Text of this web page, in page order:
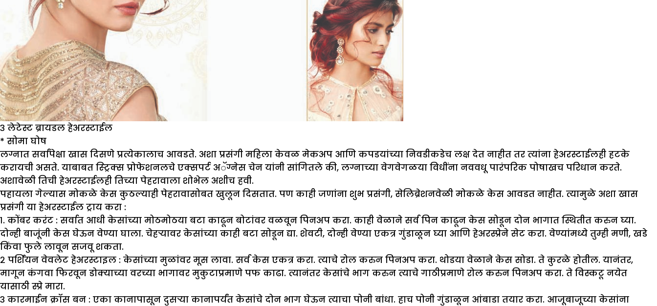
३ लेटेस्ट ब्रायडल हेअरस्टाईल
* सोमा घोष
लग्नात सर्वांपेक्षा खास दिसणे प्रत्येकालाच आवडते. अशा प्रसंगी महिला केवळ मेकअप आणि कपडयांच्या निवडीकडेच लक्ष देत नाहीत तर त्यांना हेअरस्टाईलही हटके
करायची असते. याबाबत स्ट्रिक्स प्रोफेशनलचे एक्सपर्ट अॅग्नेस चेन यांनी सांगितले की, लग्नाच्या वेगवेगळया विधींना नववधू पारंपरिक पोषाखच परिधान करते.
अशावेळी तिची हेअरस्टाईलही तिच्या पेहरावाला शोभेल अशीच हवी.
पहायला गेल्यास मोकळे केस कुठल्याही पेहरावासोबत खुलून दिसतात. पण काही जणांना शुभ प्रसंगी, सेलिब्रेशनवेळी मोकळे केस आवडत नाहीत. त्यामुळे अशा खास
प्रसंगी या हेअरस्टाईल ट्राय करा :
१. कोंबर करंट : सर्वात आधी केसांच्या मोठमोठया बटा काढून बोटांवर वळवून पिनअप करा. काही वेळाने सर्व पिन काढून केस सोडून दोन भागात स्थितीत करुन घ्या.
दोन्ही बाजूंनी केस घेऊन वेण्या घाला. चेहऱ्यावर केसांच्या काही बटा सोडून द्या. शेवटी, दोन्ही वेण्या एकत्र गुंडाळून घ्या आणि हेअरस्प्रेने सेट करा. वेण्यांमध्ये तुम्ही मणी, खडे
किंवा फुले लावून सजवू शकता.
२ पर्शियन वेवलेट हेअरस्टाइल : केसांच्या मुळांवर मूस लावा. सर्व केस एकत्र करा. त्याचे रोल करुन पिनअप करा. थोडया वेळाने केस सोडा. ते कुरळे होतील. यानंतर,
मागून कंगवा फिरवून डोक्याच्या वरच्या भागावर मुकुटाप्रमाणे पफ काढा. त्यानंतर केसांचे भाग करुन त्याचे गाठीप्रमाणे रोल करुन पिनअप करा. ते विस्कटू नयेत
यासाठी स्प्रे मारा.
३ कारमाईन क्रॉस बन : एका कानापासून दुसऱ्या कानापर्यंत केसांचे दोन भाग घेऊन त्याचा पोनी बांधा. हाच पोनी गुंडाळून आंबाडा तयार करा. आजूबाजूच्या केसांना